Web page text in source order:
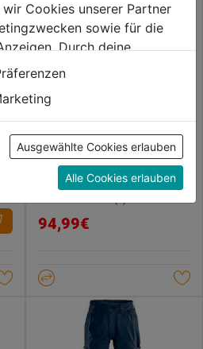
Bundhose Icon 100805
0.0
von
94,99€
Cookies unserer Partner
sowie für die
Durch deine
Daten von Drittanbieter,
USA, verarbeitet.
erlauben" stimmst du
zu. Unter "Details
Infos zu den
unter "Cookies
auswählen, welche Cookies
welche nicht.
du in unserer
.
Ausgewählte Cookies erlauben
Alle Cookies erlauben